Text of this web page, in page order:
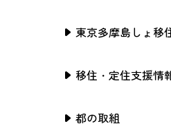
東京多摩島しょ移
移住・定住支援情
都の取組